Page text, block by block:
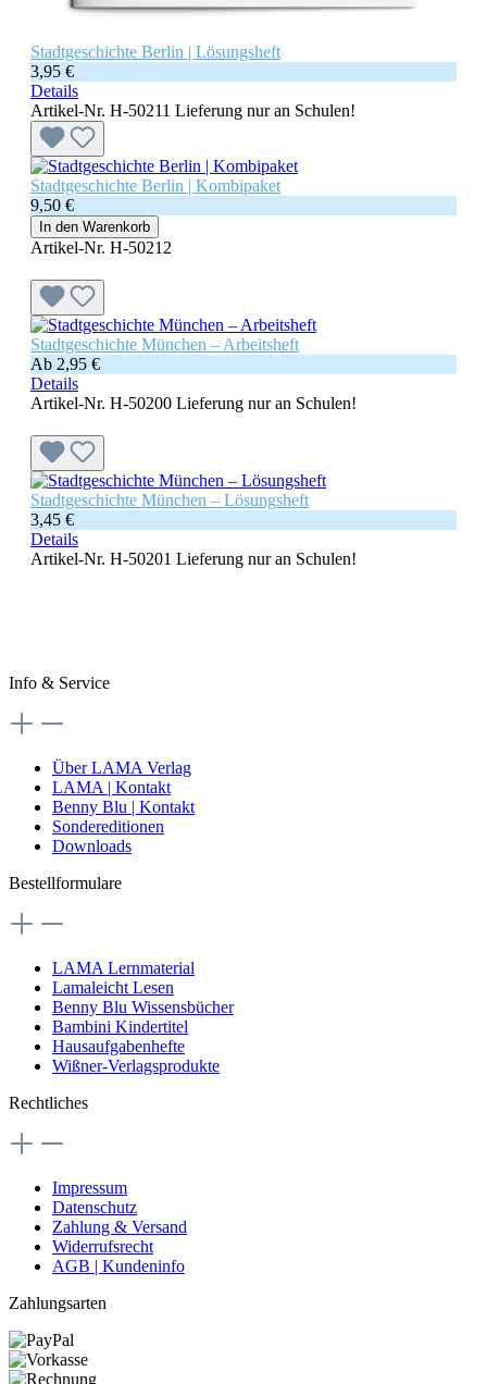
Stadtgeschichte Berlin | Lösungsheft
3,95 €
Details
Artikel-Nr. H-50211 Lieferung nur an Schulen!
Stadtgeschichte Berlin | Kombipaket
9,50 €
In den Warenkorb
Artikel-Nr. H-50212
Stadtgeschichte München – Arbeitsheft
Ab 2,95 €
Details
Artikel-Nr. H-50200 Lieferung nur an Schulen!
Stadtgeschichte München – Lösungsheft
3,45 €
Details
Artikel-Nr. H-50201 Lieferung nur an Schulen!
Info & Service
Über LAMA Verlag
LAMA | Kontakt
Benny Blu | Kontakt
Sondereditionen
Downloads
Bestellformulare
LAMA Lernmaterial
Lamaleicht Lesen
Benny Blu Wissensbücher
Bambini Kindertitel
Hausaufgabenhefte
Wißner-Verlagsprodukte
Rechtliches
Impressum
Datenschutz
Zahlung & Versand
Widerrufsrecht
AGB | Kundeninfo
Zahlungsarten